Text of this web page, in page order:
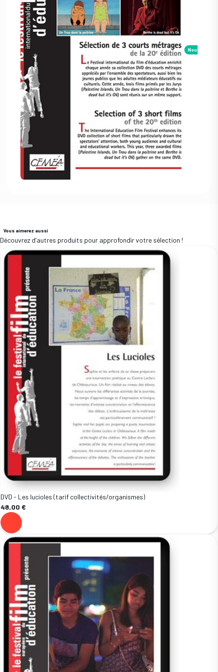
Nouveau
Vous aimerez aussi
Découvrez d’autres produits pour approfondir votre sélection !
DVD - Les lucioles (tarif collectivités/organismes)
48,00 €